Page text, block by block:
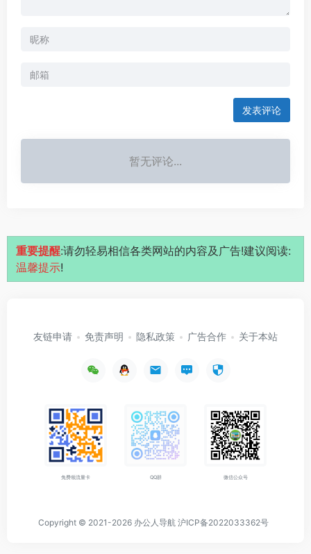
发表评论
暂无评论...
重要提醒:请勿轻易相信各类网站的内容及广告!建议阅读:
温馨提示!
友链申请 免责声明 隐私政策 广告合作 关于本站
免费领流量卡 QQ群 微信公众号
Copyright © 2021-2026 办公人导航 沪ICP备2022033362号